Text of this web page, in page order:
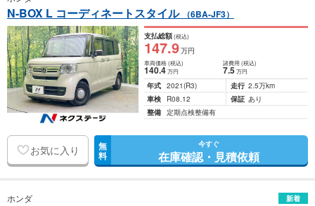
N-BOX L コーディネートスタイル （6BA-JF3）
支払総額(税込)
147.9万円
車両価格(税込)
140.4万円
諸費用 (税込)
7.5 万円
年式 2021(R3) 走行 2.5万km
車検
R08.12 保証 あり
整備 定期点検整備有
お気に入り 無
料
今すぐ
在庫確認・見積依頼
ホンダ 新着